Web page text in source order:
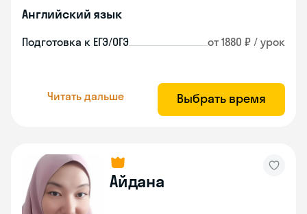
Английский язык
Подготовка к ЕГЭ/ОГЭ от 1880 ₽ / урок
Читать дальше Выбрать время
Айдана